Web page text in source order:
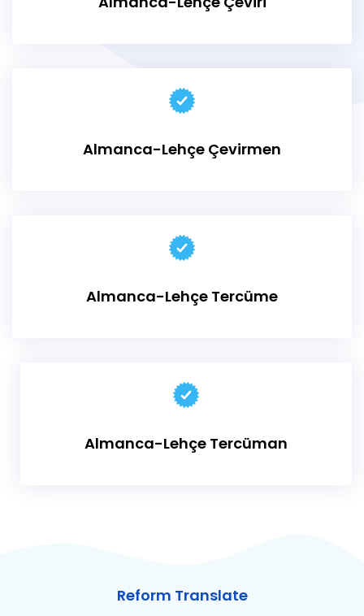
Almanca-Lehçe Çevirmen
Almanca-Lehçe Tercüme
Almanca-Lehçe Tercüman
Reform Translate